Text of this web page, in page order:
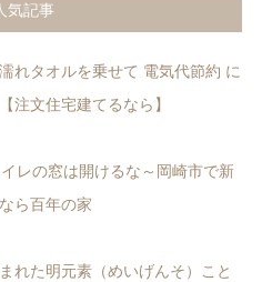
気記事
れタオルを乗せて 電気代節約 に
注文住宅建てるなら】
レの窓は開けるな～岡崎市で新
ら百年の家
れた明元素（めいげんそ）こと